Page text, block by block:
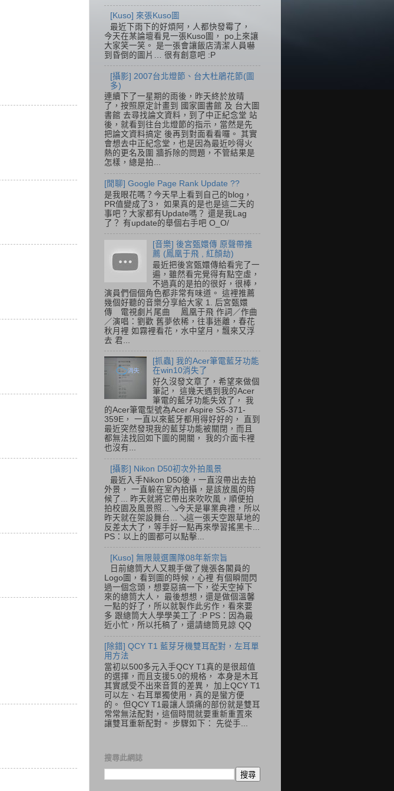
[Kuso] 來張Kuso圖
最近下雨下的好煩阿，人都快發霉了，
今天在某論壇看見一張Kuso圖， po上來讓
大家笑一笑。 是一張會讓飯店清潔人員嚇
到昏倒的圖片… 很有創意吧 :P
[攝影] 2007台北燈節、台大杜鵑花節(圖
多)
連續下了一星期的雨後，昨天終於放晴
了，按照原定計畫到 國家圖書館 及 台大圖
書館 去尋找論文資料，到了中正紀念堂 站
後，就看到往台北燈節的指示，當然是先
把論文資料搞定 後再到對面看看囉。 其實
會想去中正紀念堂，也是因為最近吵得火
熱的更名及圍 牆拆除的問題，不管結果是
怎樣，總是拍...
[閒聊] Google Page Rank Update ??
是我眼花嗎？今天早上看到自己的blog，
PR值變成了3， 如果真的是也是這二天的
事吧？大家都有Update嗎？ 還是我Lag
了？ 有update的舉個右手吧 O_O/
[音樂] 後宮甄嬛傳 原聲帶推
薦 (鳳凰于飛 , 紅顏劫)
最近把後宮甄嬛傳給看完了一
遍，雖然看完覺得有點空虛，
不過真的是拍的很好，很棒，
演員們個個角色都非常有味道。 這裡推薦
幾個好聽的音樂分享給大家 1. 后宮甄嬛
傳 電視劇片尾曲 鳳凰于飛 作詞／作曲
／演唱：劉歡 舊夢依稀，往事迷離，春花
秋月裡 如霧裡看花，水中望月，飄來又浮
去 君...
[抓蟲] 我的Acer筆電藍牙功能
在win10消失了
好久沒發文章了，希望來做個
筆記， 這幾天遇到我的Acer
筆電的藍牙功能失效了， 我
的Acer筆電型號為Acer Aspire S5-371-
359E， 一直以來藍牙都用得好好的， 直到
最近突然發現我的藍芽功能被關閉，而且
都無法找回如下圖的開關， 我的介面卡裡
也沒有...
[攝影] Nikon D50初次外拍風景
最近入手Nikon D50後，一直沒帶出去拍
外景， 一直躲在室內拍攝，是該放風的時
候了... 昨天就將它帶出來吹吹風，順便拍
拍校園及風景照... ↘今天是畢業典禮，所以
昨天就在架設舞台... ↘這一張天空跟草地的
反差太大了，等手好一點再來學習搖黑卡...
PS：以上的圖都可以點擊...
[Kuso] 無限競選團隊08年新宗旨
日前總筒大人又親手做了幾張各閣員的
Logo圖，看到圖的時候，心裡 有個瞬間閃
過一個念頭，想要惡搞一下，從天空掉下
來的總筒大人， 最後想想，還是做個溫馨
一點的好了，所以就製作此劣作，看來要
多 跟總筒大人學學美工了 :P PS：因為最
近小忙，所以托稿了，還請總筒見諒 QQ
[除錯] QCY T1 藍芽牙機雙耳配對，左耳單
用方法
當初以500多元入手QCY T1真的是很超值
的選擇，而且支援5.0的規格， 本身是木耳
其實感受不出來音質的差異， 加上QCY T1
可以左、右耳單獨使用，真的是蠻方便
的。 但QCY T1最讓人頭痛的部份就是雙耳
常常無法配對，這個時間就要重新重置來
讓雙耳重新配對。 步驟如下： 先從手...
搜尋此網誌